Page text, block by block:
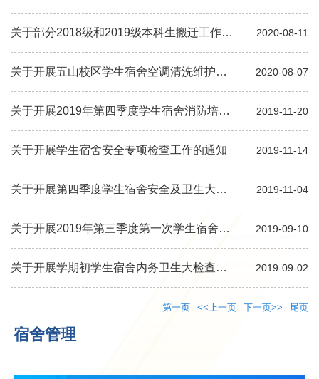
关于部分2018级和2019级本科生搬迁工作的通知 2020-08-11
关于开展五山校区学生宿舍空调清洗维护工作的通知 2020-08-07
关于开展2019年第四季度学生宿舍消防培训及疏散演练的通知 2019-11-20
关于开展学生宿舍安全专项检查工作的通知 2019-11-14
关于开展第四季度学生宿舍安全及卫生大检查工作的通知 2019-11-04
关于开展2019年第三季度第一次学生宿舍消防培训及疏散演练的通知 2019-09-10
关于开展学期初学生宿舍内务卫生大检查工作的通知 2019-09-02
第一页 <<上一页 下一页>> 尾页
宿舍管理